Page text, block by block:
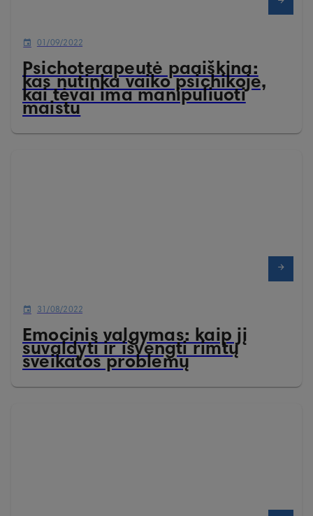
01/09/2022
Psichoterapeutė paaiškina:
kas nutinka vaiko psichikoje,
kai tėvai ima manipuliuoti
maistu
31/08/2022
Emocinis valgymas: kaip jį
suvaldyti ir išvengti rimtų
sveikatos problemų